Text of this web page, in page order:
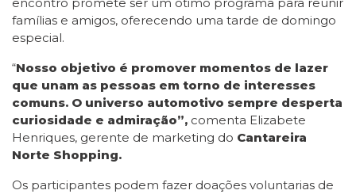
famílias e amigos, oferecendo uma tarde de domingo
especial.
“Nosso objetivo é promover momentos de lazer
que unam as pessoas em torno de interesses
comuns. O universo automotivo sempre desperta
curiosidade e admiração”, comenta Elizabete
Henriques, gerente de marketing do Cantareira
Norte Shopping.
Os participantes podem fazer doações voluntarias de